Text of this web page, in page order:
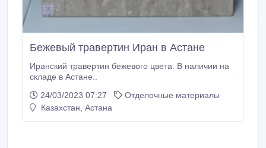
Бежевый травертин Иран в Астане
Иранский травертин бежевого цвета. В наличии на
складе в Астане..
24/03/2023 07:27
Отделочные материалы
Казахстан, Астана